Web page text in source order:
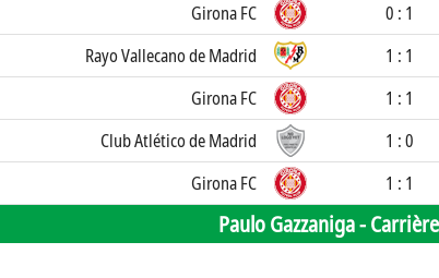
Girona FC 0 : 1
Rayo Vallecano de Madrid 1 : 1
Girona FC 1 : 1
Club Atlético de Madrid 1 : 0
Girona FC 1 : 1
Paulo Gazzaniga -Carrière